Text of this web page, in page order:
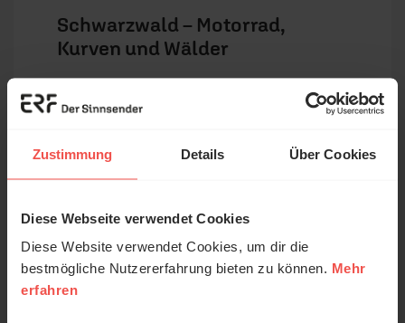
Zustimmung Details Über Cookies
Diese Webseite verwendet Cookies
Diese Website verwendet Cookies, um dir die
bestmögliche Nutzererfahrung bieten zu können. Mehr
erfahren
Schwarzwald – Motorrad,
Kurven und Wälder
Reiseziel:Deutschland
22.08.2026